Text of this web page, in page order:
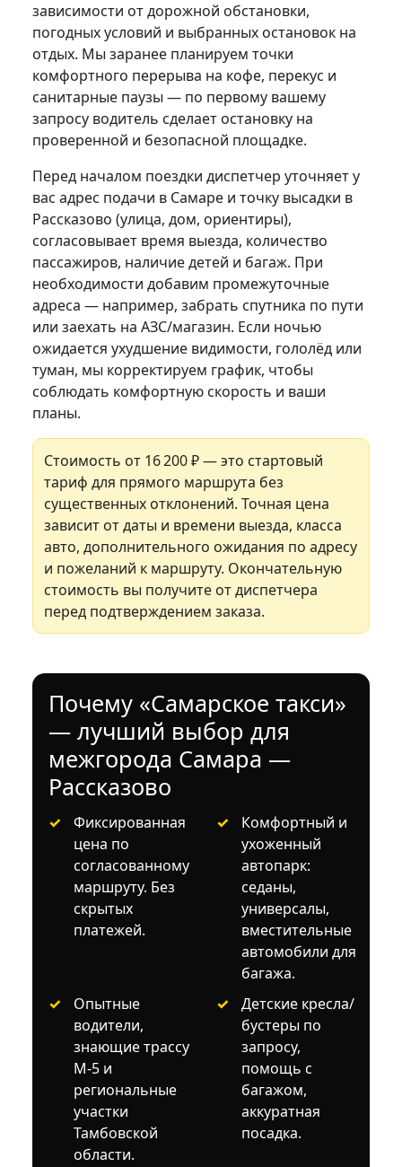
зависимости от дорожной обстановки,
погодных условий и выбранных остановок на
отдых. Мы заранее планируем точки
комфортного перерыва на кофе, перекус и
санитарные паузы — по первому вашему
запросу водитель сделает остановку на
проверенной и безопасной площадке.
Перед началом поездки диспетчер уточняет у
вас адрес подачи в Самаре и точку высадки в
Рассказово (улица, дом, ориентиры),
согласовывает время выезда, количество
пассажиров, наличие детей и багаж. При
необходимости добавим промежуточные
адреса — например, забрать спутника по пути
или заехать на АЗС/магазин. Если ночью
ожидается ухудшение видимости, гололёд или
туман, мы корректируем график, чтобы
соблюдать комфортную скорость и ваши
планы.
Стоимость от 16 200 ₽ — это стартовый
тариф для прямого маршрута без
существенных отклонений. Точная цена
зависит от даты и времени выезда, класса
авто, дополнительного ожидания по адресу
и пожеланий к маршруту. Окончательную
стоимость вы получите от диспетчера
перед подтверждением заказа.
Почему «Самарское такси»
— лучший выбор для
межгорода Самара —
Рассказово
Фиксированная
цена по
согласованному
маршруту. Без
скрытых
платежей.
Комфортный и
ухоженный
автопарк:
седаны,
универсалы,
вместительные
автомобили для
багажа.
Опытные
водители,
знающие трассу
М‑5 и
региональные
участки
Тамбовской
области.
Детские кресла/
бустеры по
запросу,
помощь с
багажом,
аккуратная
посадка.